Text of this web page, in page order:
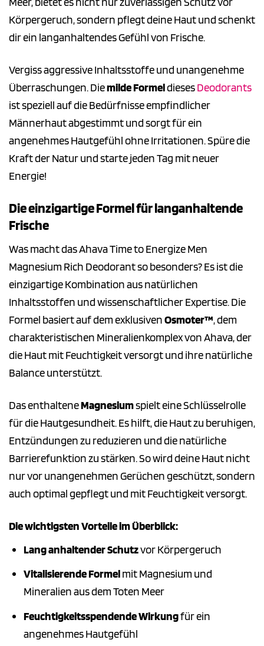
Körpergeruch, sondern pflegt deine Haut und schenkt
dir ein langanhaltendes Gefühl von Frische.
Vergiss aggressive Inhaltsstoffe und unangenehme
Überraschungen. Diemilde FormeldiesesDeodorants
ist speziell auf die Bedürfnisse empfindlicher
Männerhaut abgestimmt und sorgt für ein
angenehmes Hautgefühl ohne Irritationen. Spüre die
Kraft der Natur und starte jeden Tag mit neuer
Energie!
Die einzigartige Formel für langanhaltende
Frische
Was macht das Ahava Time to Energize Men
Magnesium Rich Deodorant so besonders? Es ist die
einzigartige Kombination aus natürlichen
Inhaltsstoffen und wissenschaftlicher Expertise. Die
Formel basiert auf dem exklusivenOsmoter™, dem
charakteristischen Mineralienkomplex von Ahava, der
die Haut mit Feuchtigkeit versorgt und ihre natürliche
Balance unterstützt.
Das enthalteneMagnesiumspielt eine Schlüsselrolle
für die Hautgesundheit. Es hilft, die Haut zu beruhigen,
Entzündungen zu reduzieren und die natürliche
Barrierefunktion zu stärken. So wird deine Haut nicht
nur vor unangenehmen Gerüchen geschützt, sondern
auch optimal gepflegt und mit Feuchtigkeit versorgt.
Die wichtigsten Vorteile im Überblick:
Lang anhaltender Schutzvor Körpergeruch
Vitalisierende Formelmit Magnesium und
Mineralien aus dem Toten Meer
Feuchtigkeitsspendende Wirkungfür ein
angenehmes Hautgefühl